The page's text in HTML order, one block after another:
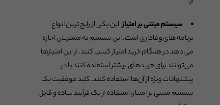
سیستم مبتنی بر امتیاز: این یکی از رایج ترین انواع
برنامه های وفاداری است. این سیستم به مشتریان اجازه
می دهد در هنگام خرید امتیاز کسب کنند. از این امتیازها
می‌توانند برای خریدهای بیشتر استفاده کنند یا در
پیشنهادات ویژه از آن‌ها استفاده کنند. کلید موفقیت یک
سیستم مبتنی بر امتیاز، استفاده از یک فرآیند ساده و قابل